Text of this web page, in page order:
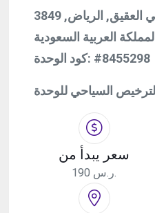
3849 شارع السليمانية - حي العقيق, الرياض,
المملكة العربية السعودية
كود الوحدة: #8455298
سعر يبدأ من
190 ر.س.